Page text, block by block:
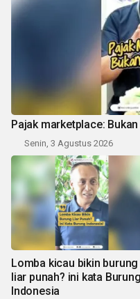
Pajak marketplace:
Senin, 3 Agustus 2026
Lomba kicau bikin burung
liar punah? ini kata Burung
Indonesia